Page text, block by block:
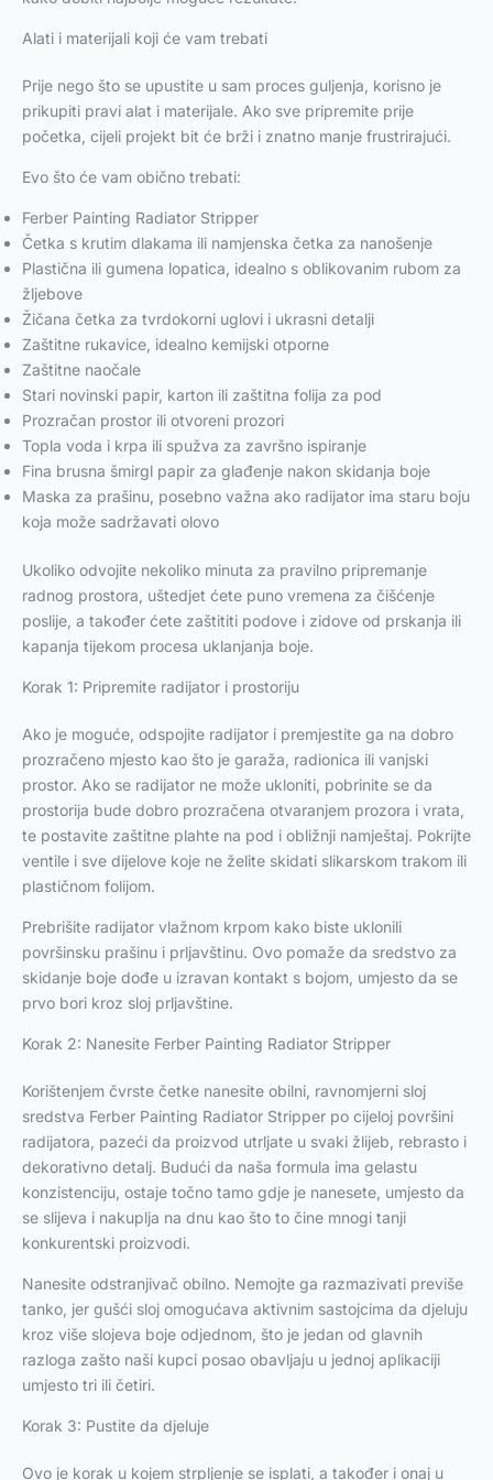
Alati i materijali koji će vam trebati
Prije nego što se upustite u sam proces guljenja, korisno je
prikupiti pravi alat i materijale. Ako sve pripremite prije
početka, cijeli projekt bit će brži i znatno manje frustrirajući.
Evo što će vam obično trebati:
Ferber Painting Radiator Stripper
Četka s krutim dlakama ili namjenska četka za nanošenje
Plastična ili gumena lopatica, idealno s oblikovanim rubom za
žljebove
Žičana četka za tvrdokorni uglovi i ukrasni detalji
Zaštitne rukavice, idealno kemijski otporne
Zaštitne naočale
Stari novinski papir, karton ili zaštitna folija za pod
Prozračan prostor ili otvoreni prozori
Topla voda i krpa ili spužva za završno ispiranje
Fina brusna šmirgl papir za glađenje nakon skidanja boje
Maska za prašinu, posebno važna ako radijator ima staru boju
koja može sadržavati olovo
Ukoliko odvojite nekoliko minuta za pravilno pripremanje
radnog prostora, uštedjet ćete puno vremena za čišćenje
poslije, a također ćete zaštititi podove i zidove od prskanja ili
kapanja tijekom procesa uklanjanja boje.
Korak 1: Pripremite radijator i prostoriju
Ako je moguće, odspojite radijator i premjestite ga na dobro
prozračeno mjesto kao što je garaža, radionica ili vanjski
prostor. Ako se radijator ne može ukloniti, pobrinite se da
prostorija bude dobro prozračena otvaranjem prozora i vrata,
te postavite zaštitne plahte na pod i obližnji namještaj. Pokrijte
ventile i sve dijelove koje ne želite skidati slikarskom trakom ili
plastičnom folijom.
Prebrišite radijator vlažnom krpom kako biste uklonili
površinsku prašinu i prljavštinu. Ovo pomaže da sredstvo za
skidanje boje dođe u izravan kontakt s bojom, umjesto da se
prvo bori kroz sloj prljavštine.
Korak 2: Nanesite Ferber Painting Radiator Stripper
Korištenjem čvrste četke nanesite obilni, ravnomjerni sloj
sredstva Ferber Painting Radiator Stripper po cijeloj površini
radijatora, pazeći da proizvod utrljate u svaki žlijeb, rebrasto i
dekorativno detalj. Budući da naša formula ima gelastu
konzistenciju, ostaje točno tamo gdje je nanesete, umjesto da
se slijeva i nakuplja na dnu kao što to čine mnogi tanji
konkurentski proizvodi.
Nanesite odstranjivač obilno. Nemojte ga razmazivati ​​previše
tanko, jer gušći sloj omogućava aktivnim sastojcima da djeluju
kroz više slojeva boje odjednom, što je jedan od glavnih
razloga zašto naši kupci posao obavljaju u jednoj aplikaciji
umjesto tri ili četiri.
Korak 3: Pustite da djeluje
Ovo je korak u kojem strpljenje se isplati, a također i onaj u